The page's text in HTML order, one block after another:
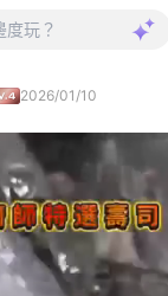
2026/01/10